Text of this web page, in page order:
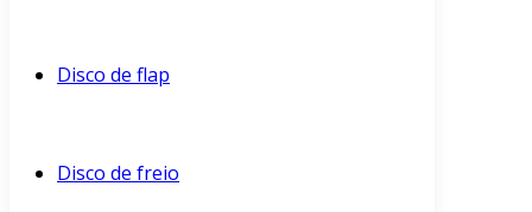
Disco de flap
Disco de freio